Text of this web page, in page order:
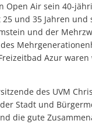
Open Air sein 40-
und 35 Jahren
und der
Azur
des UVM
Stadt und
die gute